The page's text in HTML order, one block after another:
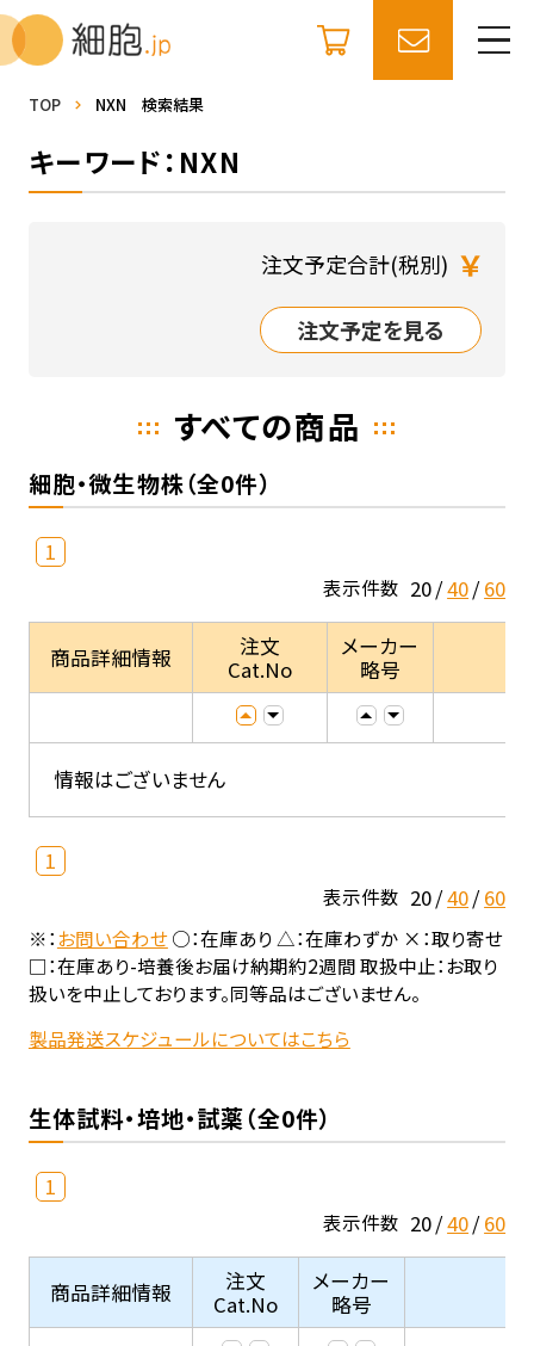
TOP NXN 検索結果
キーワード：NXN
注文予定合計(税別) ￥
注文予定を見る
すべての商品
細胞・微生物株（全0件）
1
表示件数 20 40 60
商品詳細情報
注文
Cat.No
メーカー
略号
情報はございません
1
表示件数 20 40 60
※：お問い合わせ○：在庫あり △：在庫わずか ×：取り寄せ
□：在庫あり-培養後お届け納期約2週間 取扱中止：お取り
扱いを中止しております。同等品はございません。
製品発送スケジュールについてはこちら
生体試料・培地・試薬（全0件）
1
表示件数 20 40 60
商品詳細情報
注文
Cat.No
メーカー
略号